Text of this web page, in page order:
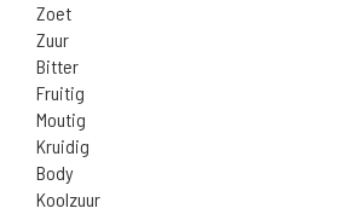
Zoet
Zuur
Bitter
Fruitig
Moutig
Kruidig
Body
Koolzuur